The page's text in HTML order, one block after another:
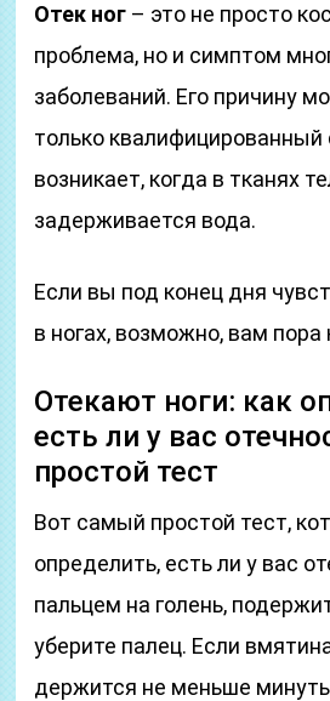
Отек ног – это не просто
проблема, но и симптом
заболеваний. Его причину
только квалифицированный
возникает, когда в тканях
задерживается вода.
Если вы под конец дня
в ногах, возможно, вам пора
Отекают ноги: как
есть ли у вас
простой тест
Вот самый простой тест,
определить, есть ли у вас
пальцем на голень,
уберите палец. Если
держится не меньше